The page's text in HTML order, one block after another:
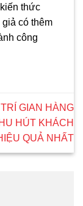
thức
có thêm
công
GIAN HÀNG
HÚT KHÁCH
QUẢ NHẤT